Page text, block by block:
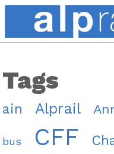
Tags
ain Alprail
bus CFF